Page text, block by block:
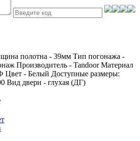
полотна - 39мм Тип погонажа -
Производитель - Tandoor Материал
- Белый Доступные размеры:
Вид двери - глухая (ДГ)